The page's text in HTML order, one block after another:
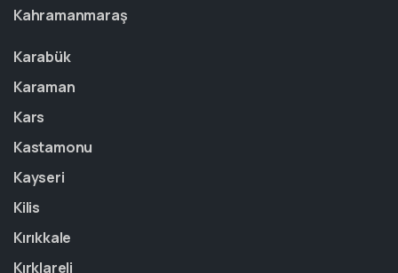
Kahramanmaraş
Karabük
Karaman
Kars
Kastamonu
Kayseri
Kilis
Kırıkkale
Kırklareli